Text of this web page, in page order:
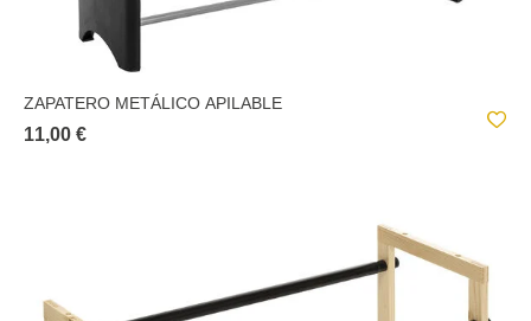
ZAPATERO METÁLICO APILABLE
11,00 €